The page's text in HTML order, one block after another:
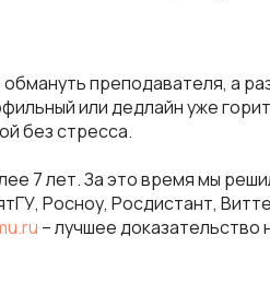
преподавателя, а
или дедлайн уже
без стресса.
7 лет. За это время мы
Росноу, Росдистант,
– лучшее доказательство